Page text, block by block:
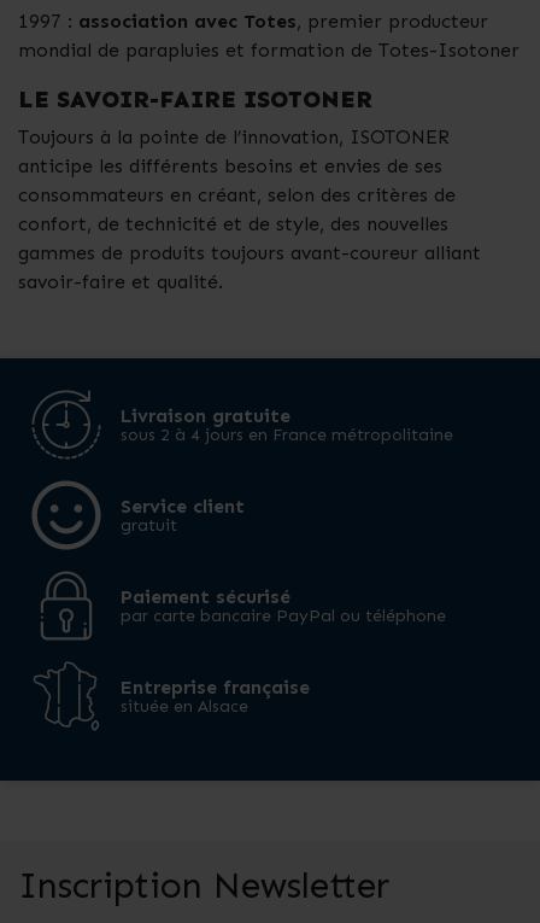
1997 : association avec Totes, premier producteur
mondial de parapluies et formation de Totes-Isotoner
LE SAVOIR-FAIRE ISOTONER
Toujours à la pointe de l’innovation, ISOTONER
anticipe les différents besoins et envies de ses
consommateurs en créant, selon des critères de
confort, de technicité et de style, des nouvelles
gammes de produits toujours avant-coureur alliant
savoir-faire et qualité.
Livraison gratuite
sous 2 à 4 jours en France métropolitaine
Service client
gratuit
Paiement sécurisé
par carte bancaire PayPal ou téléphone
Entreprise française
située en Alsace
Inscription Newsletter